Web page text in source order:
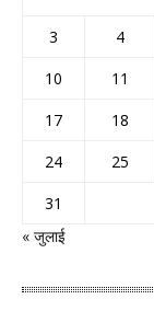
3
4
10
11
17
18
24
25
31
« जुलाई